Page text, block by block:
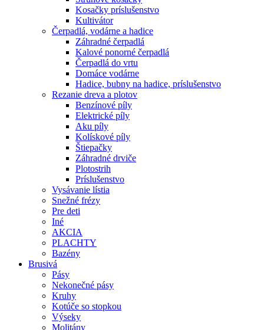
Kosačky príslušenstvo
Kultivátor
Čerpadlá, vodárne a hadice
Záhradné čerpadlá
Kalové ponorné čerpadlá
Čerpadlá do vrtu
Domáce vodárne
Hadice, bubny na hadice, príslušenstvo
Rezanie dreva a plotov
Benzínové píly
Elektrické píly
Aku píly
Kolískové píly
Štiepačky
Záhradné drviče
Plotostrih
Príslušenstvo
Vysávanie lístia
Snežné frézy
Pre deti
Iné
AKCIA
PLACHTY
Bazény
Brusivá
Pásy
Nekonečné pásy
Kruhy
Kotúče so stopkou
Výseky
Molitány